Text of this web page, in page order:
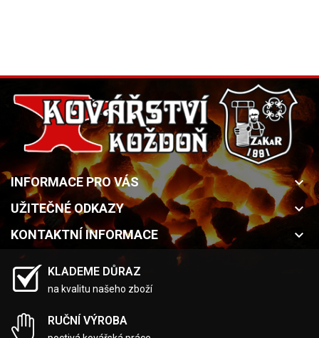
INFORMACE PRO VÁS keyboard_arrow_down
UŽITEČNÉ ODKAZY keyboard_arrow_down
KONTAKTNÍ INFORMACE keyboard_arrow_down
KLADEME DŮRAZ
na kvalitu našeho zboží
RUČNÍ VÝROBA